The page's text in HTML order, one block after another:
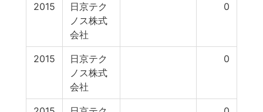
2015
日京テク
ノス株式
会社
0
2015
日京テク
ノス株式
会社
0